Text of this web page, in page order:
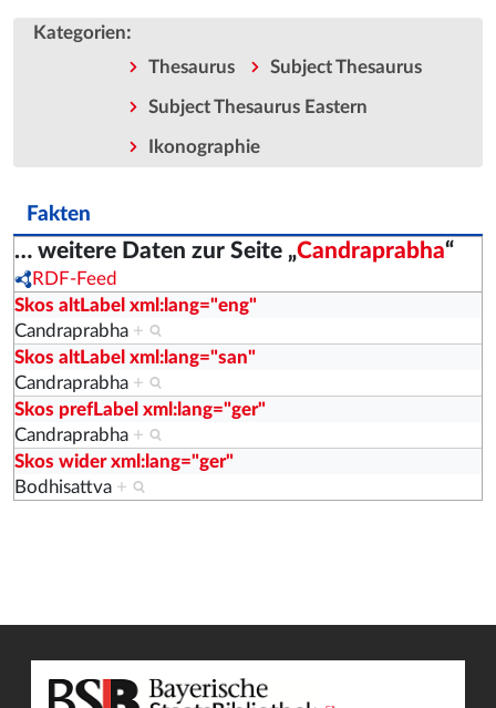
Kategorien:
Thesaurus Subject Thesaurus
Subject Thesaurus Eastern
Ikonographie
Fakten
… weitere Daten zur Seite „Candraprabha“
RDF-Feed
Skos altLabel xml:lang="eng"
Candraprabha +
Skos altLabel xml:lang="san"
Candraprabha +
Skos prefLabel xml:lang="ger"
Candraprabha +
Skos wider xml:lang="ger"
Bodhisattva +